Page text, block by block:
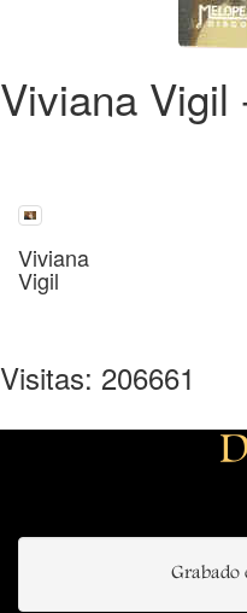
Viviana Vigil
Viviana
Vigil
Visitas: 206661
Grabado